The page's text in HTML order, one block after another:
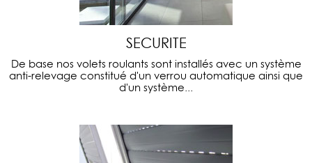
SECURITE
De base nos volets roulants sont installés avec un système
anti-relevage constitué d'un verrou automatique ainsi que
d'un système...